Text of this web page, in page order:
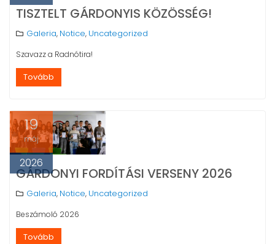
TISZTELT GÁRDONYIS KÖZÖSSÉG!
Galeria, Notice, Uncategorized
Szavazz a Radnótira!
Tovább
19
máj
2026
GÁRDONYI FORDÍTÁSI VERSENY 2026
Galeria, Notice, Uncategorized
Beszámoló 2026
Tovább